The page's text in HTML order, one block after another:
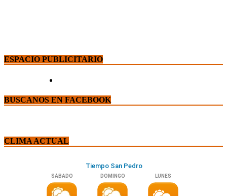
ESPACIO PUBLICITARIO
BUSCANOS EN FACEBOOK
CLIMA ACTUAL